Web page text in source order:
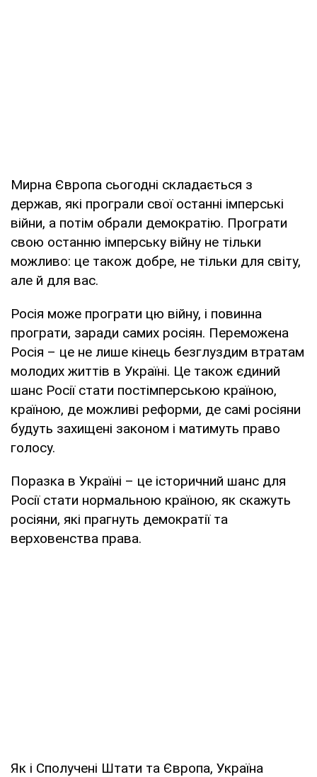
Мирна Європа сьогодні складається з
держав, які програли свої останні імперські
війни, а потім обрали демократію. Програти
свою останню імперську війну не тільки
можливо: це також добре, не тільки для світу,
але й для вас.
Росія може програти цю війну, і повинна
програти, заради самих росіян. Переможена
Росія – це не лише кінець безглуздим втратам
молодих життів в Україні. Це також єдиний
шанс Росії стати постімперською країною,
країною, де можливі реформи, де самі росіяни
будуть захищені законом і матимуть право
голосу.
Поразка в Україні – це історичний шанс для
Росії стати нормальною країною, як скажуть
росіяни, які прагнуть демократії та
верховенства права.
Як і Сполучені Штати та Європа, Україна